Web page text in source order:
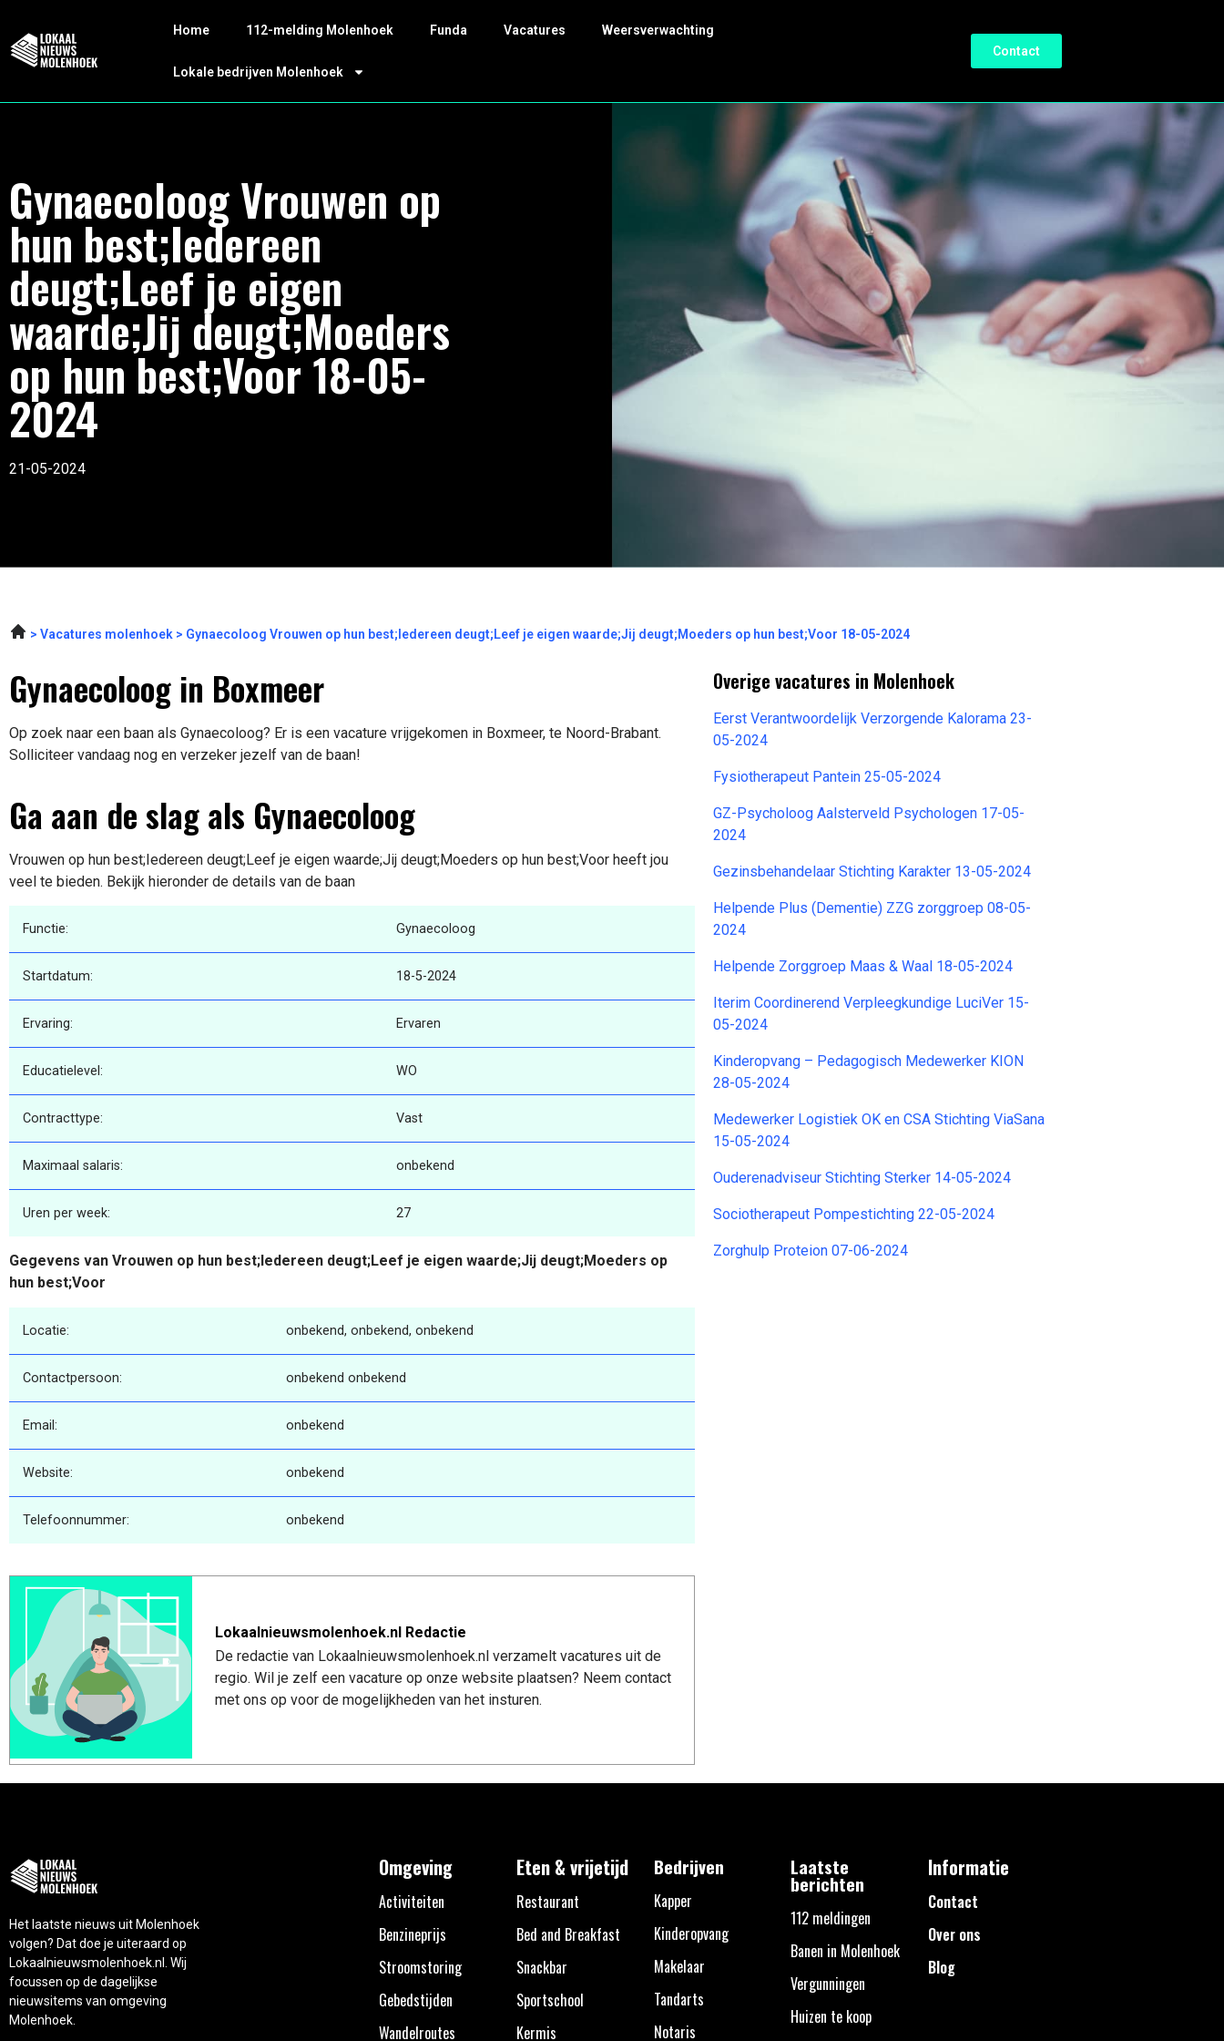
Home 112-melding Molenhoek Funda Vacatures Weersverwachting
Lokale bedrijven Molenhoek
Contact
Gynaecoloog Vrouwen op
hun best;Iedereen
deugt;Leef je eigen
waarde;Jij deugt;Moeders
op hun best;Voor 18-05-
2024
21-05-2024
Vacatures molenhoek Gynaecoloog Vrouwen op hun best;Iedereen deugt;Leef je eigen waarde;Jij deugt;Moeders op hun best;Voor 18-05-2024
Gynaecoloog in Boxmeer
Op zoek naar een baan als Gynaecoloog? Er is een vacature vrijgekomen in Boxmeer, te Noord-Brabant.
Solliciteer vandaag nog en verzeker jezelf van de baan!
Ga aan de slag als Gynaecoloog
Vrouwen op hun best;Iedereen deugt;Leef je eigen waarde;Jij deugt;Moeders op hun best;Voor heeft jou
veel te bieden. Bekijk hieronder de details van de baan
Functie: Gynaecoloog
Startdatum: 18-5-2024
Ervaring: Ervaren
Educatielevel: WO
Contracttype: Vast
Maximaal salaris: onbekend
Uren per week: 27
Gegevens van Vrouwen op hun best;Iedereen deugt;Leef je eigen waarde;Jij deugt;Moeders op
hun best;Voor
Locatie: onbekend, onbekend, onbekend
Contactpersoon: onbekend onbekend
Email: onbekend
Website: onbekend
Telefoonnummer: onbekend
Lokaalnieuwsmolenhoek.nl Redactie
De redactie van Lokaalnieuwsmolenhoek.nl verzamelt vacatures uit de
regio. Wil je zelf een vacature op onze website plaatsen? Neem contact
met ons op voor de mogelijkheden van het insturen.
Overige vacatures in Molenhoek
Eerst Verantwoordelijk Verzorgende Kalorama 23-
05-2024
Fysiotherapeut Pantein 25-05-2024
GZ-Psycholoog Aalsterveld Psychologen 17-05-
2024
Gezinsbehandelaar Stichting Karakter 13-05-2024
Helpende Plus (Dementie) ZZG zorggroep 08-05-
2024
Helpende Zorggroep Maas & Waal 18-05-2024
Iterim Coordinerend Verpleegkundige LuciVer 15-
05-2024
Kinderopvang – Pedagogisch Medewerker KION
28-05-2024
Medewerker Logistiek OK en CSA Stichting ViaSana
15-05-2024
Ouderenadviseur Stichting Sterker 14-05-2024
Sociotherapeut Pompestichting 22-05-2024
Zorghulp Proteion 07-06-2024
Het laatste nieuws uit Molenhoek
volgen? Dat doe je uiteraard op
Lokaalnieuwsmolenhoek.nl. Wij
focussen op de dagelijkse
nieuwsitems van omgeving
Molenhoek.
Omgeving
Activiteiten
Benzineprijs
Stroomstoring
Gebedstijden
Wandelroutes
Eten & vrijetijd
Restaurant
Bed and Breakfast
Snackbar
Sportschool
Kermis
Bedrijven
Kapper
Kinderopvang
Makelaar
Tandarts
Notaris
Laatste
berichten
112 meldingen
Banen in Molenhoek
Vergunningen
Huizen te koop
Informatie
Contact
Over ons
Blog